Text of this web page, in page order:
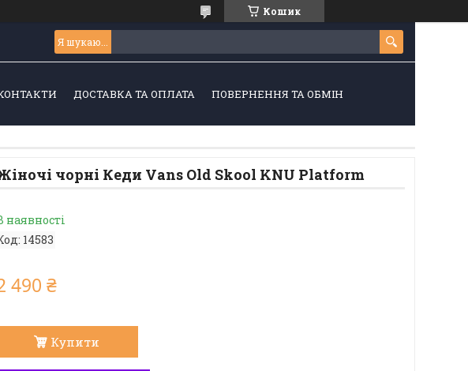
Кошик
ДОСТАВКА ТА ОПЛАТА ПОВЕРНЕННЯ ТА ОБМІН
чорні Кеди Vans Old Skool KNU Platform
наявності
14583
490 ₴
Купити